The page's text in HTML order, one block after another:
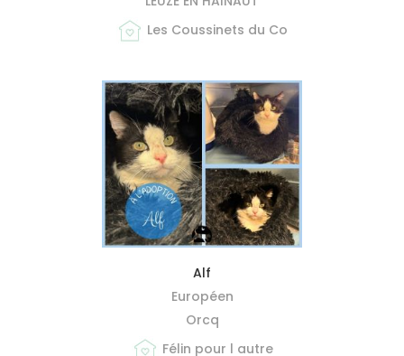
Les Coussinets du Co
MIEUX ME CONNAÎTRE
Alf
Européen
Orcq
Félin pour l autre